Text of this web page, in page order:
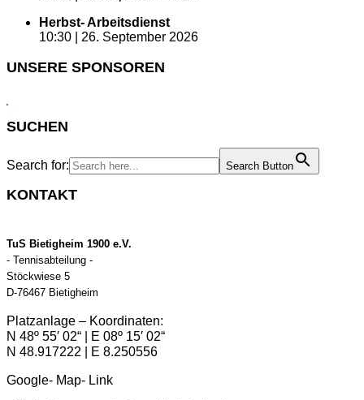
Herbst- Arbeitsdienst
10:30 | 26. September 2026
UNSERE SPONSOREN
SUCHEN
Search for: Search Button
KONTAKT
TuS Bietigheim 1900 e.V.
- Tennisabteilung -
Stöckwiese 5
D-76467 Bietigheim
Platzanlage – Koordinaten:
N 48º 55′ 02“ | E 08º 15′ 02“
N 48.917222 | E 8.250556
Google- Map- Link